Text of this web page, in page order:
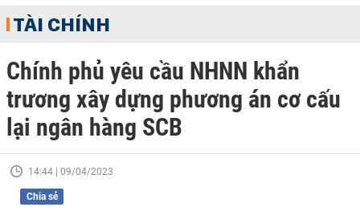
TÀI CHÍNH
Chính phủ yêu cầu NHNN khẩn
trương xây dựng phương án cơ cấu
lại ngân hàng SCB
14:44 | 09/04/2023
Chia sẻ